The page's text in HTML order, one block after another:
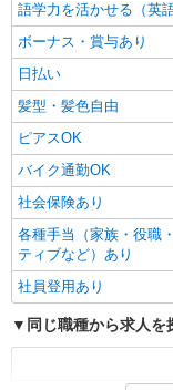
語学力を活かせる（英
ボーナス・賞与あり
日払い
髪型・髪色自由
ピアスOK
バイク通勤OK
社会保険あり
各種手当（家族・役職
ティブなど）あり
社員登用あり
同じ職種から求人を